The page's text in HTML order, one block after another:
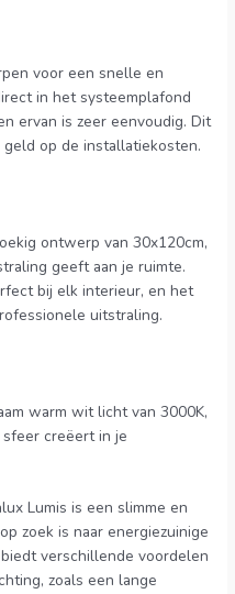
voor een snelle en
in het systeemplafond
ervan is zeer eenvoudig. Dit
op de installatiekosten.
ontwerp van 30x120cm,
geeft aan je ruimte.
bij elk interieur, en het
uitstraling.
warm wit licht van 3000K,
creëert in je
Lumis is een slimme en
zoek is naar energiezuinige
verschillende voordelen
zoals een lange